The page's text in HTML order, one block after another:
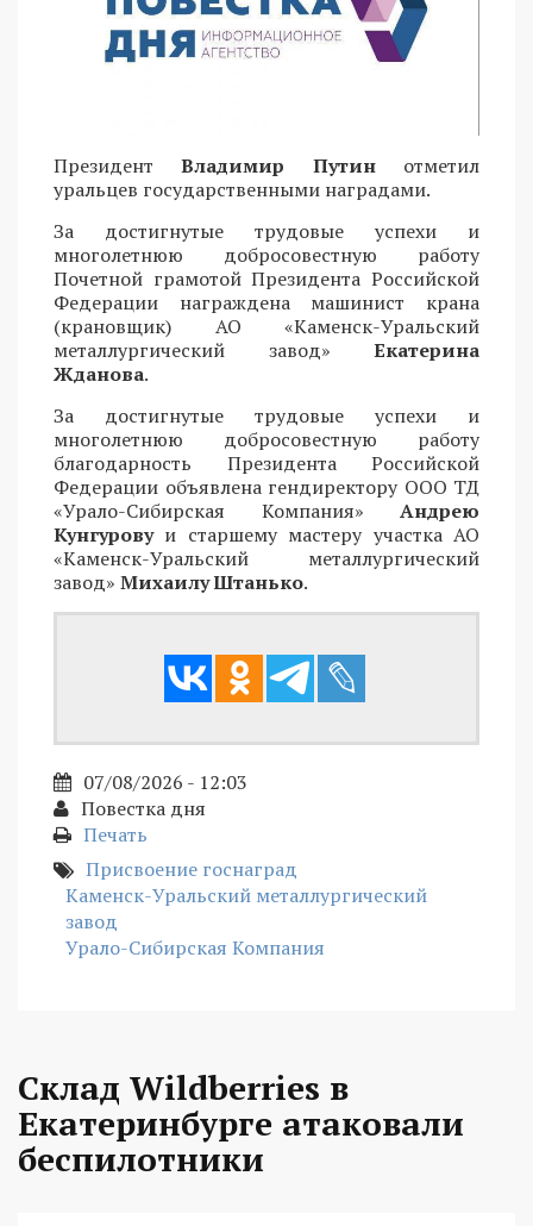
ПрезидентВладимир Путин отметил
уральцев государственными наградами.
За достигнутые трудовые успехи и
многолетнюю добросовестную работу
Почетной грамотой Президента Российской
Федерации награждена машинист крана
(крановщик) АО «Каменск-Уральский
металлургический завод» Екатерина
Жданова.
За достигнутые трудовые успехи и
многолетнюю добросовестную работу
благодарность Президента Российской
Федерации объявлена гендиректору ООО ТД
«Урало-Сибирская Компания» Андрею
Кунгуровуи старшему мастеру участка АО
«Каменск-Уральский металлургический
завод» Михаилу Штанько.
07/08/2026 - 12:03
Повестка дня
Печать
Присвоение госнаград
Каменск-Уральский металлургический
завод
Урало-Сибирская Компания
Склад Wildberries в
Екатеринбурге атаковали
беспилотники